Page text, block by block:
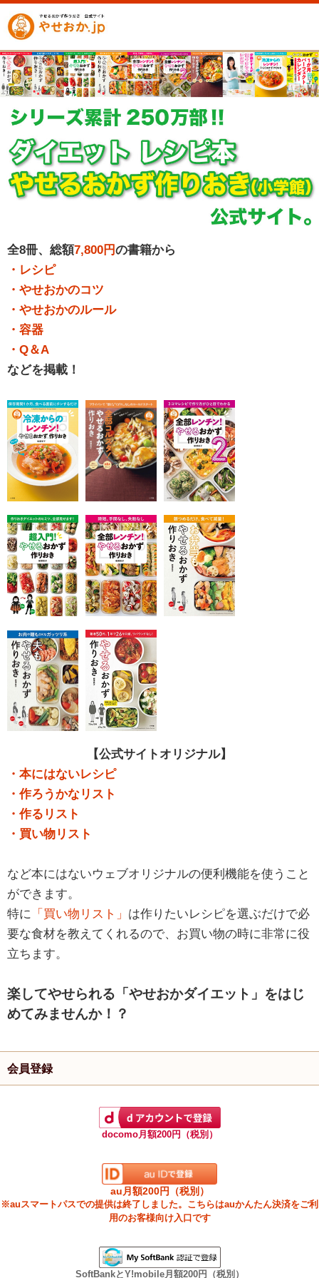
全8冊、総額7,800円の書籍から
・レシピ
・やせおかのコツ
・やせおかのルール
・容器
・Q＆A
などを掲載！
【公式サイトオリジナル】
・本にはないレシピ
・作ろうかなリスト
・作るリスト
・買い物リスト
など本にはないウェブオリジナルの便利機能を使うこと
ができます。
特に 「買い物リスト」 は作りたいレシピを選ぶだけで必
要な食材を教えてくれるので、お買い物の時に非常に役
立ちます。
楽してやせられる「やせおかダイエット」をはじ
めてみませんか！？
会員登録
docomo月額200円（税別）
au月額200円（税別）
※auスマートパスでの提供は終了しました。こちらはauかんたん決済をご利
用のお客様向け入口です
SoftBankとY!mobile月額200円（税別）